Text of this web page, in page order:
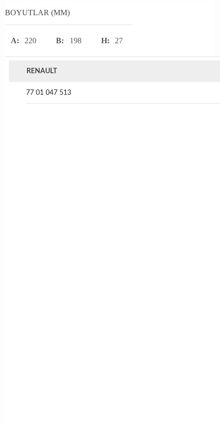
BOYUTLAR (MM)
A: 220 B: 198 H: 27
RENAULT
77 01 047 513